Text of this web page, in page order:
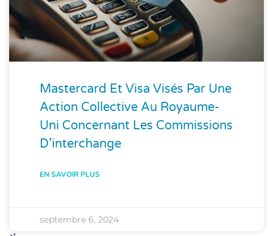
Mastercard Et Visa Visés Par Une
Action Collective Au Royaume-
Uni Concernant Les Commissions
D’interchange
EN SAVOIR PLUS
septembre 6, 2024